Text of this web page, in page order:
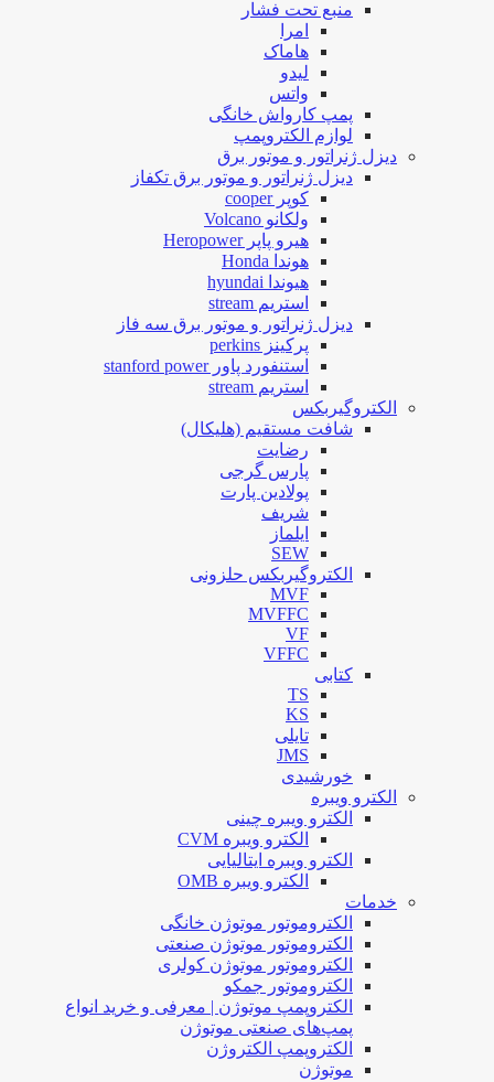
منبع تحت فشار
امرا
هاماک
لیدو
واتس
پمپ کارواش خانگی
لوازم الکتروپمپ
دیزل ژنراتور و موتور برق
دیزل ژنراتور و موتور برق تکفاز
کوپر cooper
ولکانو Volcano
هیرو پاپر Heropower
هوندا Honda
هیوندا hyundai
استریم stream
دیزل ژنراتور و موتور برق سه فاز
پرکینز perkins
استنفورد پاور stanford power
استریم stream
الکتروگیربکس
شافت مستقیم (هلیکال)
رضایت
پارس گرجی
پولادین پارت
شریف
ایلماز
SEW
الکتروگیربکس حلزونی
MVF
MVFFC
VF
VFFC
کتابی
TS
KS
تایلی
JMS
خورشیدی
الکترو ویبره
الکترو ویبره چینی
الکترو ویبره CVM
الکترو ویبره ایتالیایی
الکترو ویبره OMB
خدمات
الکتروموتور موتوژن خانگی
الکتروموتور موتوژن صنعتی
الکتروموتور موتوژن کولری
الکتروموتور جمکو
الکتروپمپ موتوژن | معرفی و خرید انواع
پمپ‌های صنعتی موتوژن
الکتروپمپ الکتروژن
موتوژن